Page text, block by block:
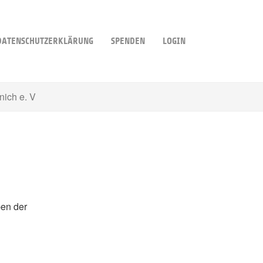
SPENDEN LOGIN
e. V
der